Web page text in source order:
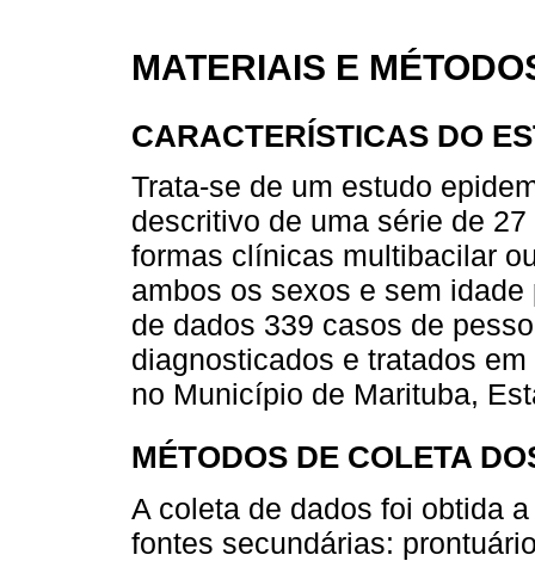
MATERIAIS E
CARACTERÍSTICAS DO
Trata-se de um estudo
descritivo de uma série de
formas clínicas multibacilar
ambos os sexos e sem
de dados 339 casos de
diagnosticados e tratados
no Município de Marituba,
MÉTODOS DE COLETA
A coleta de dados foi obtida
fontes secundárias: